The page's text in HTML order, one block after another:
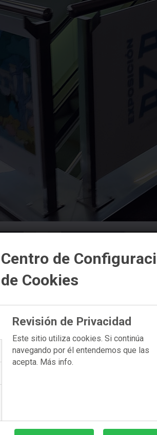
Centro de
de Cookies
Revisión de Privacidad
Este sitio utiliza cookies. Si continúa
navegando por él entendemos que las
acepta. Más info.